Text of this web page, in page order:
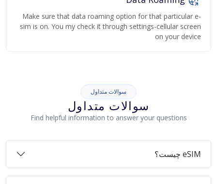
Make sure that data roaming option for that particular e-
sim is on. You my check it through settings-cellular screen
on your device
سوالات متداول
سوالات متداول
Find helpful information to answer your questions
eSIM چیست؟